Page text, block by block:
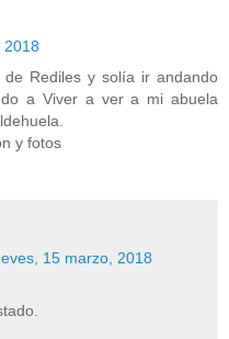
2018
Rediles y solía ir andando
a Viver a ver a mi abuela
y fotos
15 marzo, 2018